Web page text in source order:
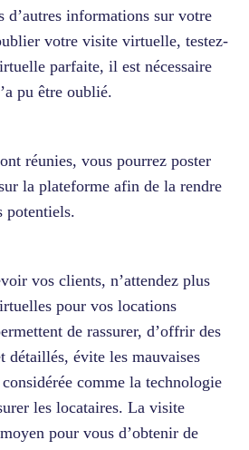
d’autres informations sur votre
votre visite virtuelle, testez-
parfaite, il est nécessaire
pu être oublié.
réunies, vous pourrez poster
la plateforme afin de la rendre
potentiels.
vos clients, n’attendez plus
pour vos locations
de rassurer, d’offrir des
détaillés, évite les mauvaises
comme la technologie
les locataires. La visite
pour vous d’obtenir de